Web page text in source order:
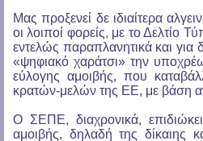
Μας προξενεί δε ιδιαίτερα
οι λοιποί φορείς, με το Δελτίο
εντελώς παραπλανητικά και
«ψηφιακό χαράτσι» την
εύλογης αμοιβής, που
κρατών-μελών της ΕΕ, με βάση
Ο ΣΕΠΕ, διαχρονικά,
αμοιβής, δηλαδή της δίκαιης